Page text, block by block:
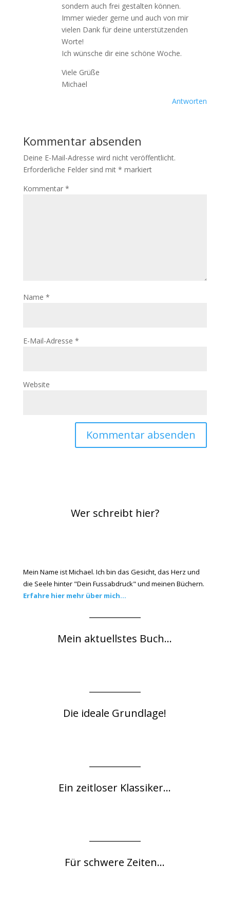
sondern auch frei gestalten können.
Immer wieder gerne und auch von mir
vielen Dank für deine unterstützenden
Worte!
Ich wünsche dir eine schöne Woche.
Viele Grüße
Michael
Antworten
Kommentar absenden
Deine E-Mail-Adresse wird nicht veröffentlicht.
Erforderliche Felder sind mit * markiert
Kommentar *
Name *
E-Mail-Adresse *
Website
Wer schreibt hier?
Mein Name ist Michael. Ich bin das Gesicht, das Herz und
die Seele hinter "Dein Fussabdruck" und meinen Büchern.
Erfahre hier mehr über mich...
Mein aktuellstes Buch...
Die ideale Grundlage!
Ein zeitloser Klassiker...
Für schwere Zeiten...